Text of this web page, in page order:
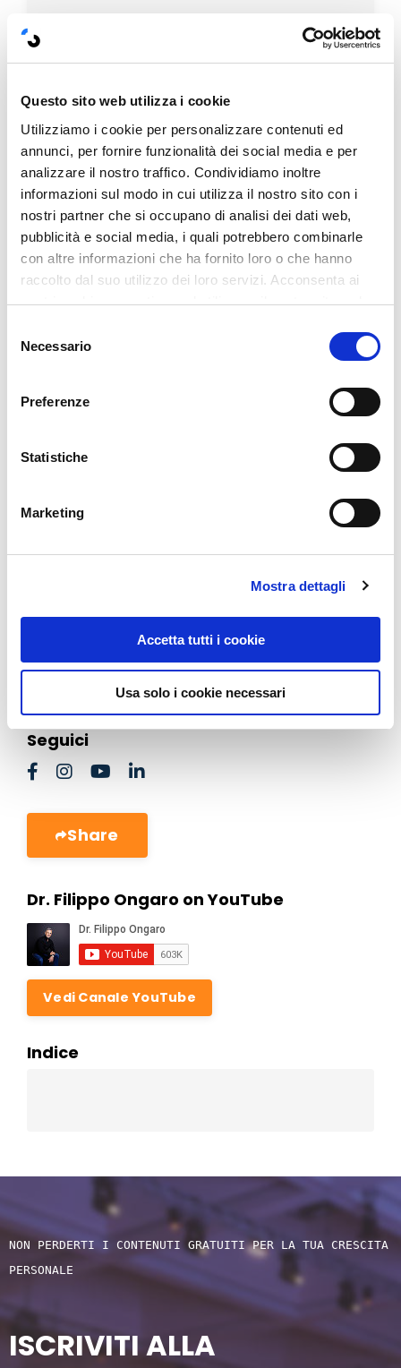
Questo sito web utilizza i cookie
Utilizziamo i cookie per personalizzare contenuti ed
annunci, per fornire funzionalità dei social media e per
analizzare il nostro traffico. Condividiamo inoltre
informazioni sul modo in cui utilizza il nostro sito con i
nostri partner che si occupano di analisi dei dati web,
pubblicità e social media, i quali potrebbero combinarle
con altre informazioni che ha fornito loro o che hanno
raccolto dal suo utilizzo dei loro servizi. Acconsenta ai
nostri cookie se continua ad utilizzare il nostro sito web.
delNecessario
Preferenze
Statistiche
Marketing
Mostra dettagli
Accetta tutti i cookie
Usa solo i cookie necessari
CATEGORIE
Allenamento Fisico
Biohacking Efficace
Fondamentali Della Salute
Integrazione Alimentare
Ottimizzazione Della Performance
Video Consigli
Seguici
Share
Dr. Filippo Ongaro on YouTube
Vedi Canale YouTube
Indice
NON PERDERTI I CONTENUTI GRATUITI PER LA TUA CRESCITA
PERSONALE
ISCRIVITI ALLA